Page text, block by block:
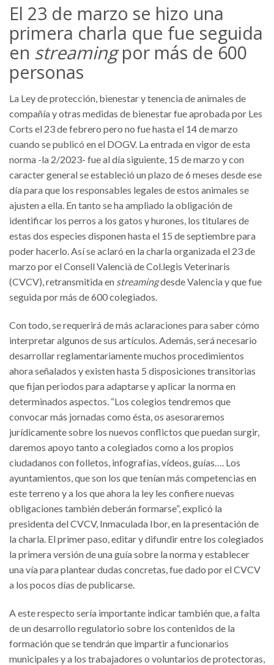
El 23 de marzo se hizo una
primera charla que fue seguida
en streamingpor más de 600
personas
La Ley de protección, bienestar y tenencia de animales de
compañía y otras medidas de bienestar fue aprobada por Les
Corts el 23 de febrero pero no fue hasta el 14 de marzo
cuando se publicó en el DOGV. La entrada en vigor de esta
norma -la 2/2023- fue al día siguiente, 15 de marzo y con
caracter general se estableció un plazo de 6 meses desde ese
día para que los responsables legales de estos animales se
ajusten a ella. En tanto se ha ampliado la obligación de
identificar los perros a los gatos y hurones, los titulares de
estas dos especies disponen hasta el 15 de septiembre para
poder hacerlo. Así se aclaró en la charla organizada el 23 de
marzo por el Consell Valencià de Col.legis Veterinaris
(CVCV), retransmitida en streamingdesde Valencia y que fue
seguida por más de 600 colegiados.
Con todo, se requerirá de más aclaraciones para saber cómo
interpretar algunos de sus artículos. Además, será necesario
desarrollar reglamentariamente muchos procedimientos
ahora señalados y existen hasta 5 disposiciones transitorias
que fijan periodos para adaptarse y aplicar la norma en
determinados aspectos. “Los colegios tendremos que
convocar más jornadas como ésta, os asesoraremos
jurídicamente sobre los nuevos conflictos que puedan surgir,
daremos apoyo tanto a colegiados como a los propios
ciudadanos con folletos, infografías, vídeos, guías…. Los
ayuntamientos, que son los que tenían más competencias en
este terreno y a los que ahora la ley les confiere nuevas
obligaciones también deberán formarse”, explicó la
presidenta del CVCV, Inmaculada Ibor, en la presentación de
la charla. El primer paso, editar y difundir entre los colegiados
la primera versión de una guía sobre la norma y establecer
una vía para plantear dudas concretas, fue dado por el CVCV
a los pocos días de publicarse.
A este respecto sería importante indicar también que, a falta
de un desarrollo regulatorio sobre los contenidos de la
formación que se tendrán que impartir a funcionarios
municipales y a los trabajadores o voluntarios de protectoras,